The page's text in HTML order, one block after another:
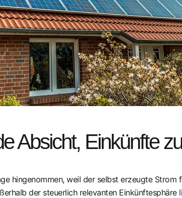
Absicht, Einkünfte
hingenommen, weil der selbst erzeugte
der steuerlich relevanten